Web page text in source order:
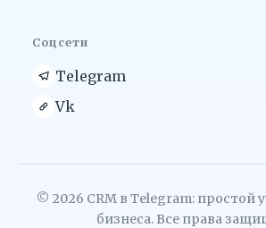
Соцсети
Telegram
Vk
© 2026 CRM в Telegram: простой
бизнеса. Все права